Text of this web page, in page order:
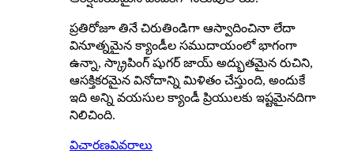
ప్రతిరోజూ తినే చిరుతిండిగా ఆస్వాదించినా లేదా
వినూత్నమైన క్యాండీల సముదాయంలో భాగంగా
ఉన్నా, స్క్రాపింగ్ షుగర్ జాయ్ అద్భుతమైన రుచిని,
ఆసక్తికరమైన వినోదాన్ని మిళితం చేస్తుంది, అందుకే
ఇది అన్ని వయసుల క్యాండీ ప్రియులకు ఇష్టమైనదిగా
నిలిచింది.
విచారణవివరాలు